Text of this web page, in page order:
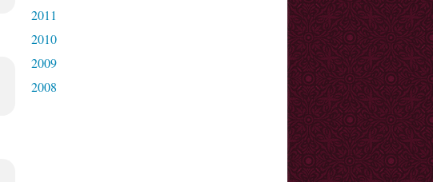
2011
2010
2009
2008